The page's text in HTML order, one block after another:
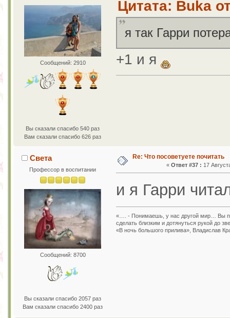
Сообщений: 2910
Вы сказали спасибо 540 раз
Вам сказали спасибо 626 раз
Цитата: Buka
я так Гарри
+1 и я
Света
Профессор в воспитании
Сообщений: 8700
Вы сказали спасибо 2057 раз
Вам сказали спасибо 2400 раз
Re: Что посоветуете почитать
« Ответ #37 : 17
и я Гарри
«…. - Понимаешь, у нас другой мир… Вы
сделать близким и дотянуться рукой до
«В ночь большого прилива», Владислав